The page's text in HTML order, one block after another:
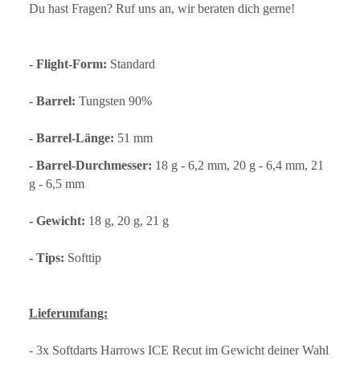
Du hast Fragen? Ruf uns an, wir beraten dich gerne!
- Flight-Form: Standard
- Barrel: Tungsten 90%
- Barrel-Länge: 51 mm
- Barrel-Durchmesser: 18 g - 6,2 mm, 20 g - 6,4 mm, 21
g - 6,5 mm
- Gewicht: 18 g, 20 g, 21 g
- Tips: Softtip
Lieferumfang:
- 3x Softdarts Harrows ICE Recut im Gewicht deiner Wahl